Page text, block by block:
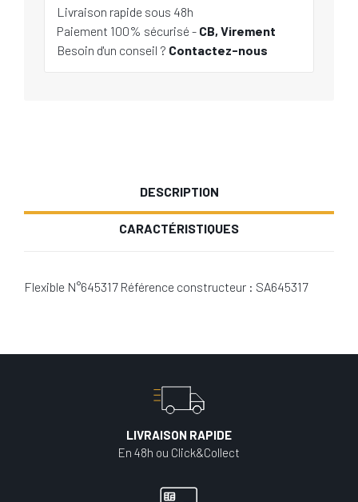
Livraison rapide sous 48h
Paiement 100% sécurisé - CB, Virement
Besoin d'un conseil ? Contactez-nous
DESCRIPTION
CARACTÉRISTIQUES
Flexible N°645317 Référence constructeur : SA645317
LIVRAISON RAPIDE
En 48h ou Click&Collect